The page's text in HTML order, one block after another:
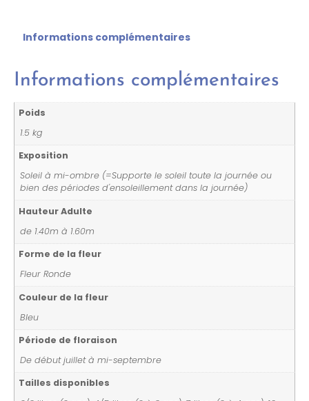
Informations complémentaires
Informations complémentaires
Poids
1.5 kg
Exposition
Soleil à mi-ombre (=Supporte le soleil toute la journée ou
bien des périodes d'ensoleillement dans la journée)
Hauteur Adulte
de 1.40m à 1.60m
Forme de la fleur
Fleur Ronde
Couleur de la fleur
Bleu
Période de floraison
De début juillet à mi-septembre
Tailles disponibles